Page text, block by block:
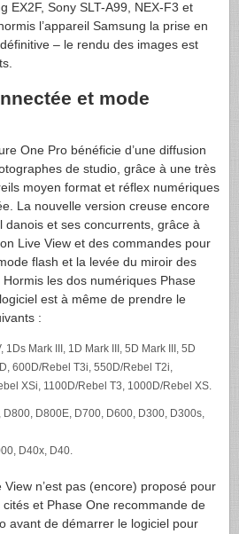
EX2F, Sony SLT-A99, NEX-F3 et
l’appareil Samsung la prise en
– le rendu des images est
et mode
One Pro bénéficie d’une diffusion
de studio, grâce à une très
moyen format et réflex numériques
La nouvelle version creuse encore
danois et ses concurrents, grâce à
Live View et des commandes pour
flash et la levée du miroir des
les dos numériques Phase
est à même de prendre le
:
1Ds Mark III, 1D Mark III, 5D Mark III, 5D
600D/Rebel T3i, 550D/Rebel T2i,
XSi, 1100D/Rebel T3, 1000D/Rebel XS.
D800, D800E, D700, D600, D300, D300s,
D40x, D40.
n’est pas (encore) proposé pour
cités et Phase One recommande de
avant de démarrer le logiciel pour